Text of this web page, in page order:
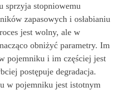
sprzyja stopniowemu
zapasowych i osłabianiu
jest wolny, ale w
obniżyć parametry. Im
pojemniku i im częściej jest
postępuje degradacja.
w pojemniku jest istotnym